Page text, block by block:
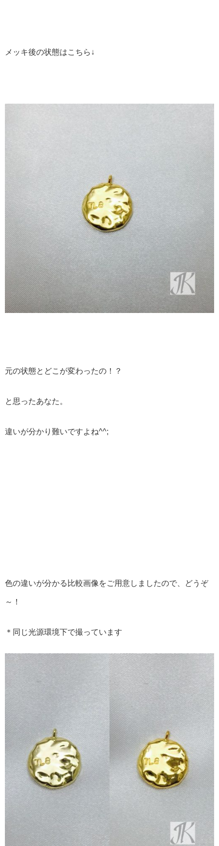
メッキ後の状態はこちら↓
元の状態とどこが変わったの！？
と思ったあなた。
違いが分かり難いですよね^^;
色の違いが分かる比較画像をご用意しましたので、どうぞ
～！
＊同じ光源環境下で撮っています